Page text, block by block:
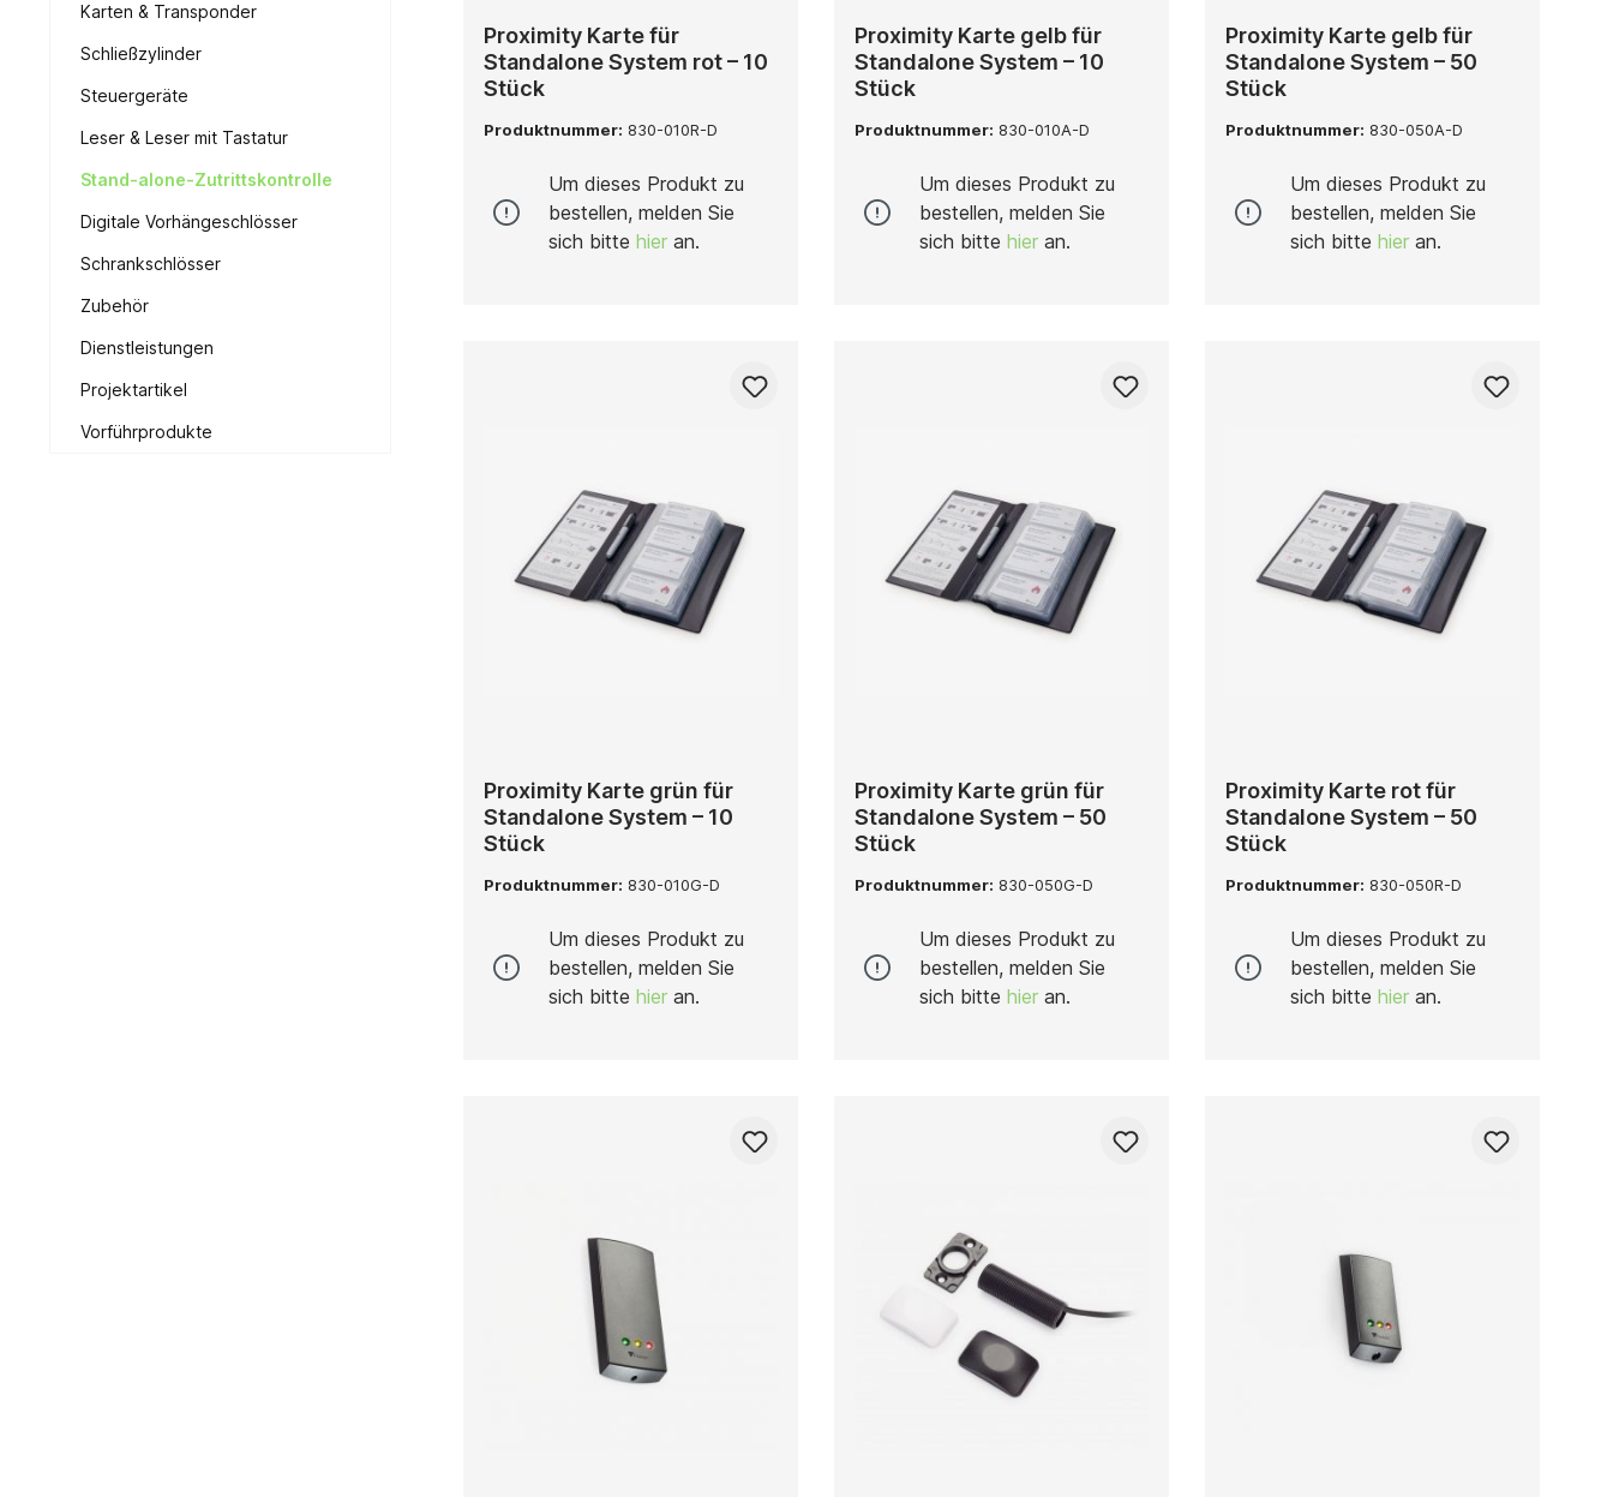
Karten & Transponder
Schließzylinder
Steuergeräte
Leser & Leser mit Tastatur
Stand-alone-Zutrittskontrolle
Digitale Vorhängeschlösser
Schrankschlösser
Zubehör
Dienstleistungen
Projektartikel
Vorführprodukte
Proximity Karte für
Standalone System rot – 10
Stück
Produktnummer: 830-010R-D
Um dieses Produkt zu
bestellen, melden Sie
sich bitte hier an.
Proximity Karte gelb für
Standalone System – 10
Stück
Produktnummer: 830-010A-D
Um dieses Produkt zu
bestellen, melden Sie
sich bitte hieran.
Proximity Karte gelb für
Standalone System – 50
Stück
Produktnummer: 830-050A-D
Um dieses Produkt zu
bestellen, melden Sie
sich bitte hieran.
Proximity Karte grün für
Standalone System – 10
Stück
Produktnummer: 830-010G-D
Um dieses Produkt zu
bestellen, melden Sie
sich bitte hier an.
Proximity Karte grün für
Standalone System – 50
Stück
Produktnummer: 830-050G-D
Um dieses Produkt zu
bestellen, melden Sie
sich bitte hieran.
Proximity Karte rot für
Standalone System – 50
Stück
Produktnummer: 830-050R-D
Um dieses Produkt zu
bestellen, melden Sie
sich bitte hieran.